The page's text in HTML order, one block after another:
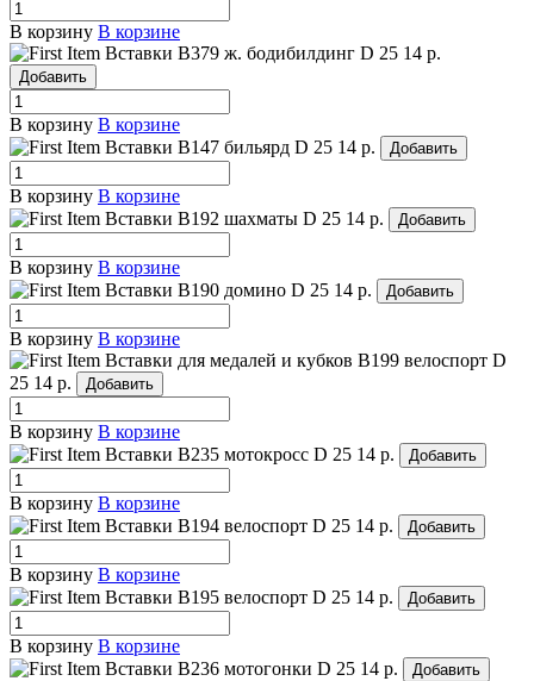
В корзину В корзине
Вставки B379 ж. бодибилдинг D 25 14 р.
Добавить
В корзину В корзине
Вставки B147 бильярд D 25 14 р. Добавить
В корзину В корзине
Вставки B192 шахматы D 25 14 р. Добавить
В корзину В корзине
Вставки B190 домино D 25 14 р. Добавить
В корзину В корзине
Вставки для медалей и кубков B199 велоспорт D
25 14 р. Добавить
В корзину В корзине
Вставки B235 мотокросс D 25 14 р. Добавить
В корзину В корзине
Вставки B194 велоспорт D 25 14 р. Добавить
В корзину В корзине
Вставки B195 велоспорт D 25 14 р. Добавить
В корзину В корзине
Вставки B236 мотогонки D 25 14 р. Добавить